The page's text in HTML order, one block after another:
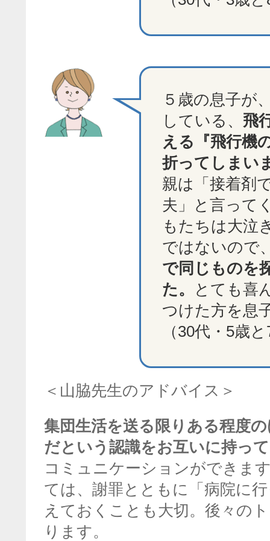
５歳の息子が
している、 飛
える『飛行機
折ってしまい
親は「接着剤
夫」と言って
もたちは大泣
ではないので
で同じものを
た。
とても喜
つけた方を息
（30代・5歳
＜山脇先生のアドバイス＞
集団生活を送る限りある程度
だという認識をお互いに持っ
コミュニケーションができま
ては、謝罪とともに「病院に
えておくことも大切。後々の
ります。